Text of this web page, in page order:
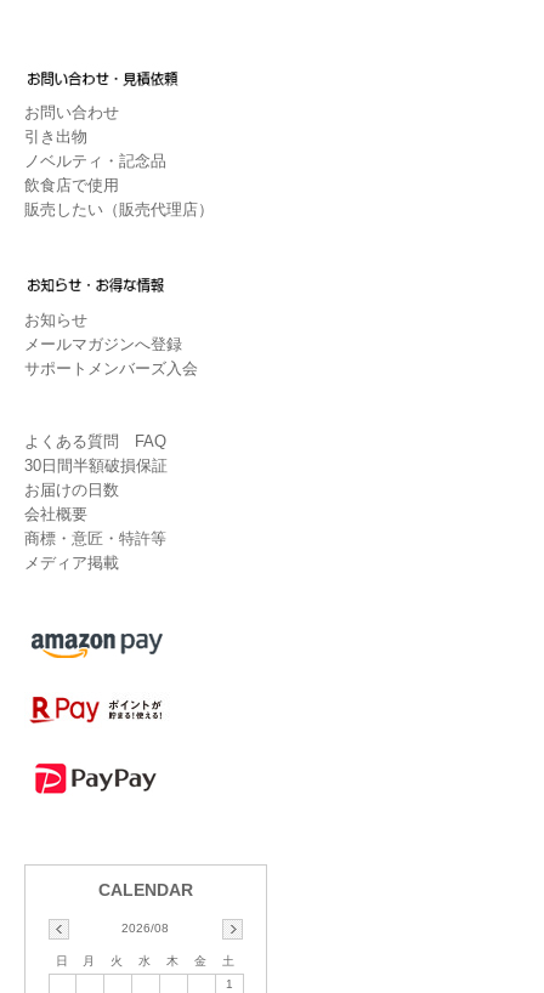
お問い合わせ
引き出物
ノベルティ・記念品
飲食店で使用
販売したい（販売代理店）
お知らせ
メールマガジンへ登録
サポートメンバーズ入会
よくある質問 FAQ
30日間半額破損保証
お届けの日数
会社概要
商標・意匠・特許等
メディア掲載
2026/08
日 月 火 水 木 金
土
1